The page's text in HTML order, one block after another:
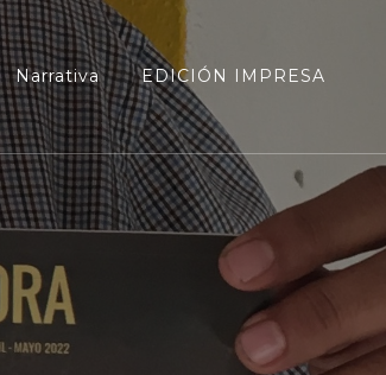
Narrativa EDICIÓN IMPRESA